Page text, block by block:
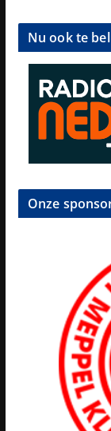
Nu ook te
Onze